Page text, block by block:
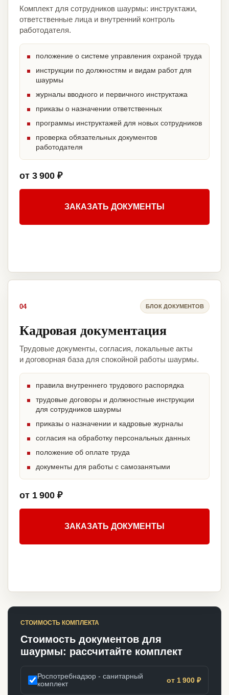
Комплект для сотрудников шаурмы: инструктажи,
ответственные лица и внутренний контроль
работодателя.
положение о системе управления охраной труда
инструкции по должностям и видам работ для
шаурмы
журналы вводного и первичного инструктажа
приказы о назначении ответственных
программы инструктажей для новых сотрудников
проверка обязательных документов
работодателя
от 3 900 ₽
ЗАКАЗАТЬ ДОКУМЕНТЫ
04 БЛОК ДОКУМЕНТОВ
Кадровая документация
Трудовые документы, согласия, локальные акты
и договорная база для спокойной работы шаурмы.
правила внутреннего трудового распорядка
трудовые договоры и должностные инструкции
для сотрудников шаурмы
приказы о назначении и кадровые журналы
согласия на обработку персональных данных
положение об оплате труда
документы для работы с самозанятыми
от 1 900 ₽
ЗАКАЗАТЬ ДОКУМЕНТЫ
СТОИМОСТЬ КОМПЛЕКТА
Стоимость документов для
шаурмы: рассчитайте комплект
Роспотребнадзор - санитарный
комплект
от 1 900 ₽